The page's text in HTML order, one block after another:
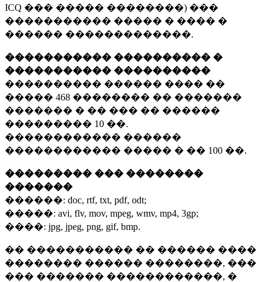
ICQ ��� ����� ��������) ���
����������� ����� � ���� �
������ �������������.
����������� ���������� �
����������� ����������
���������� ������ ���� ��
����� 468 �������� �� �������
������� � �� ��� �� ������
��������� 10 ��.
������������ ������
������������ ����� � �� 100 ��.
��������� ��� ��������
�������
������: doc, rtf, txt, pdf, odt;
�����: avi, flv, mov, mpeg, wmv, mp4, 3gp;
����: jpg, jpeg, png, gif, bmp.
�� ����������� �� ������ ����
�������� ������ ��������, ���
��� ������� ������������, �